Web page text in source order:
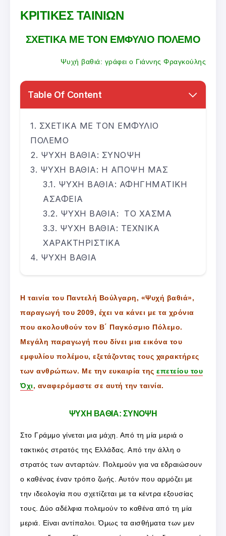
ΚΡΙΤΙΚΕΣ ΤΑΙΝΙΩΝ
ΣΧΕΤΙΚΑ ΜΕ ΤΟΝ ΕΜΦΥΛΙΟ ΠΟΛΕΜΟ
Ψυχή βαθιά: γράφει ο Γιάννης Φραγκούλης
Table Of Content
ΣΧΕΤΙΚΑ ΜΕ ΤΟΝ ΕΜΦΥΛΙΟ
ΠΟΛΕΜΟ
ΨΥΧΗ ΒΑΘΙΑ: ΣΥΝΟΨΗ
ΨΥΧΗ ΒΑΘΙΑ: Η ΑΠΟΨΗ ΜΑΣ
ΨΥΧΗ ΒΑΘΙΑ: ΑΦΗΓΗΜΑΤΙΚΗ
ΑΣΑΦΕΙΑ
ΨΥΧΗ ΒΑΘΙΑ: ΤΟ ΧΑΣΜΑ
ΨΥΧΗ ΒΑΘΙΑ: ΤΕΧΝΙΚΑ
ΧΑΡΑΚΤΗΡΙΣΤΙΚΑ
ΨΥΧΗ ΒΑΘΙΑ
Η ταινία του Παντελή Βούλγαρη, «Ψυχή βαθιά»,
παραγωγή του 2009, έχει να κάνει με τα χρόνια
που ακολουθούν τον Β΄ Παγκόσμιο Πόλεμο.
Μεγάλη παραγωγή που δίνει μια εικόνα του
εμφυλίου πολέμου, εξετάζοντας τους χαρακτήρες
των ανθρώπων. Με την ευκαιρία της επετείου του
Όχι, αναφερόμαστε σε αυτή την ταινία.
ΨΥΧΗ ΒΑΘΙΑ: ΣΥΝΟΨΗ
Στο Γράμμο γίνεται μια μάχη. Από τη μία μεριά ο
τακτικός στρατός της Ελλάδας. Από την άλλη ο
στρατός των ανταρτών. Πολεμούν για να εδραιώσουν
ο καθένας έναν τρόπο ζωής. Αυτόν που αρμόζει με
την ιδεολογία που σχετίζεται με τα κέντρα εξουσίας
τους. Δύο αδέλφια πολεμούν το καθένα από τη μία
μεριά. Είναι αντίπαλοι. Όμως τα αισθήματα των μεν